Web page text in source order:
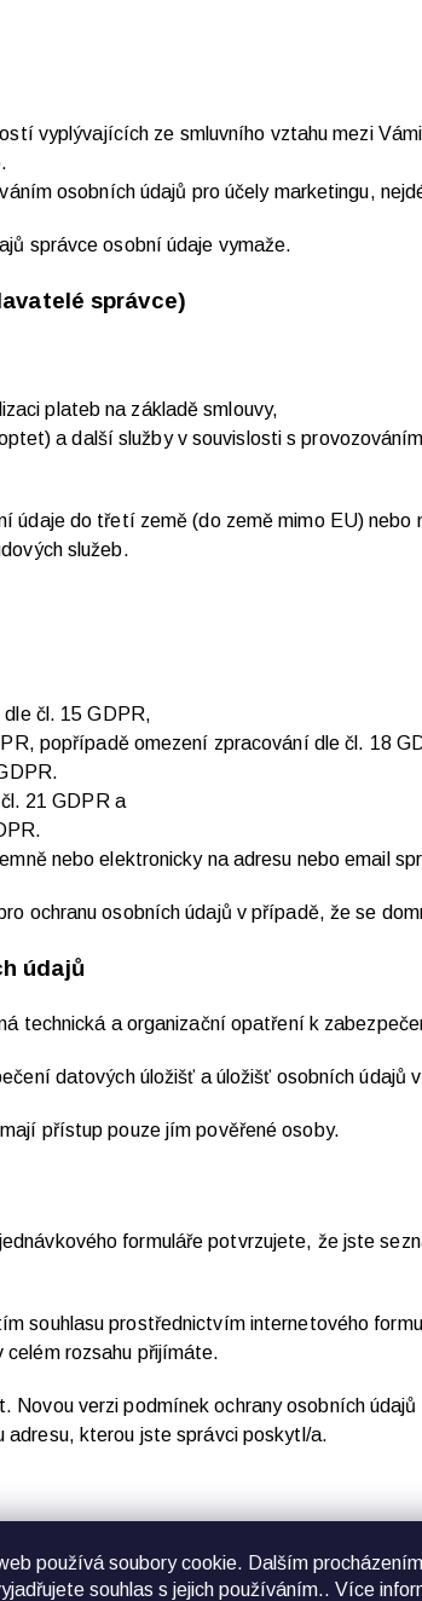
vyplývajících ze smluvního vztahu mezi
osobních údajů pro účely marketingu,
správce osobní údaje vymaže.
správce)
plateb na základě smlouvy,
a další služby v souvislosti s
údaje do třetí země (do země mimo EU)
služeb.
čl. 15 GDPR,
popřípadě omezení zpracování dle čl. 18
21 GDPR a
nebo elektronicky na adresu nebo email
ochranu osobních údajů v případě, že se
údajů
technická a organizační opatření k
datových úložišť a úložišť osobních údajů
přístup pouze jím pověřené osoby.
formuláře potvrzujete, že jste
souhlasu prostřednictvím internetového
celém rozsahu přijímáte.
Novou verzi podmínek ochrany osobních
adresu, kterou jste správci poskytl/a.
používá soubory cookie. Dalším
souhlas s jejich používáním.. Více